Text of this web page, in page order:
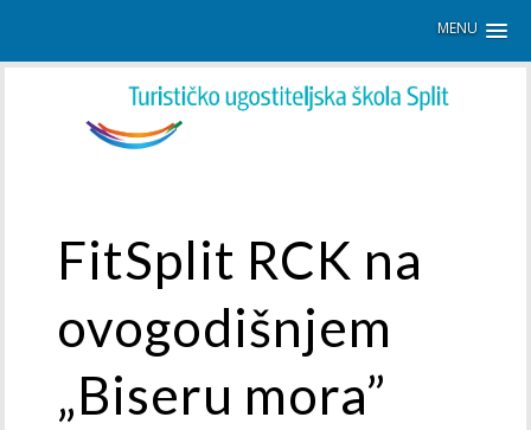
MENU
FitSplit RCK na
ovogodišnjem
„Biseru mora”